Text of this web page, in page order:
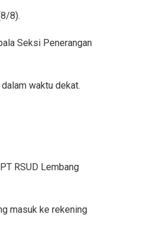
8).
Seksi Penerangan
waktu dekat.
RSUD Lembang
masuk ke rekening